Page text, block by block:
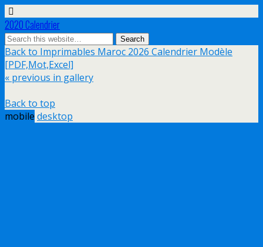
2020 Calendrier
Back to Imprimables Maroc 2026 Calendrier Modèle
[PDF,Mot,Excel]
« previous in gallery
Back to top
mobile desktop